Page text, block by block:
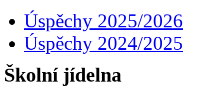
Úspěchy 2025/2026
Úspěchy 2024/2025
Školní jídelna